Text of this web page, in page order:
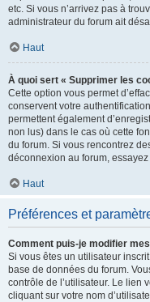
etc. Si vous n’arrivez pas à
administrateur du forum ait
Haut
À quoi sert « Supprimer les
Cette option vous permet
conservent votre
permettent également
non lus) dans le cas où cette
du forum. Si vous rencontrez
déconnexion au forum,
Haut
Préférences et
Comment puis-je modifier
Si vous êtes un utilisateur
base de données du forum.
contrôle de l’utilisateur. Le lien
cliquant sur votre nom